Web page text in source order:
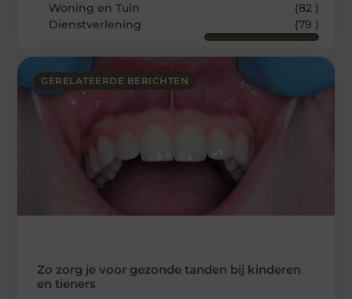
GERELATEERDE BERICHTEN
Zo zorg je voor gezonde tanden bij kinderen
en tieners
Woning en Tuin
(82 )
Dienstverlening
(79 )